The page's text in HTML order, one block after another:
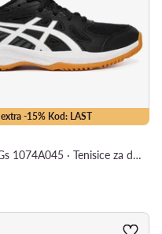
extra -15% Kod: LAST
Upcourt 6 Gs 1074A045 · Tenisice za dvoranski nogomet